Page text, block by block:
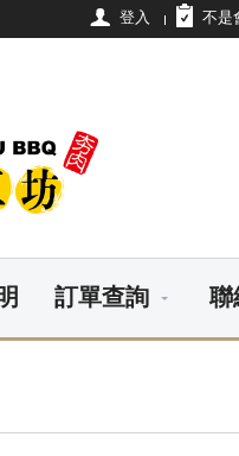
登入 不是
訂單查詢 聯